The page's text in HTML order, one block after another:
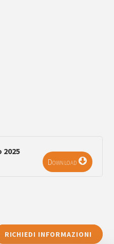
2025
Download
RICHIEDI INFORMAZIONI